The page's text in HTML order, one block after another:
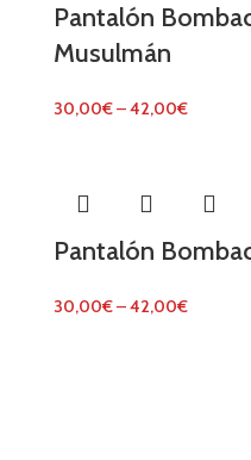
Pantalón
Musulmán
30,00€–42,00€
Pantalón
30,00€–42,00€